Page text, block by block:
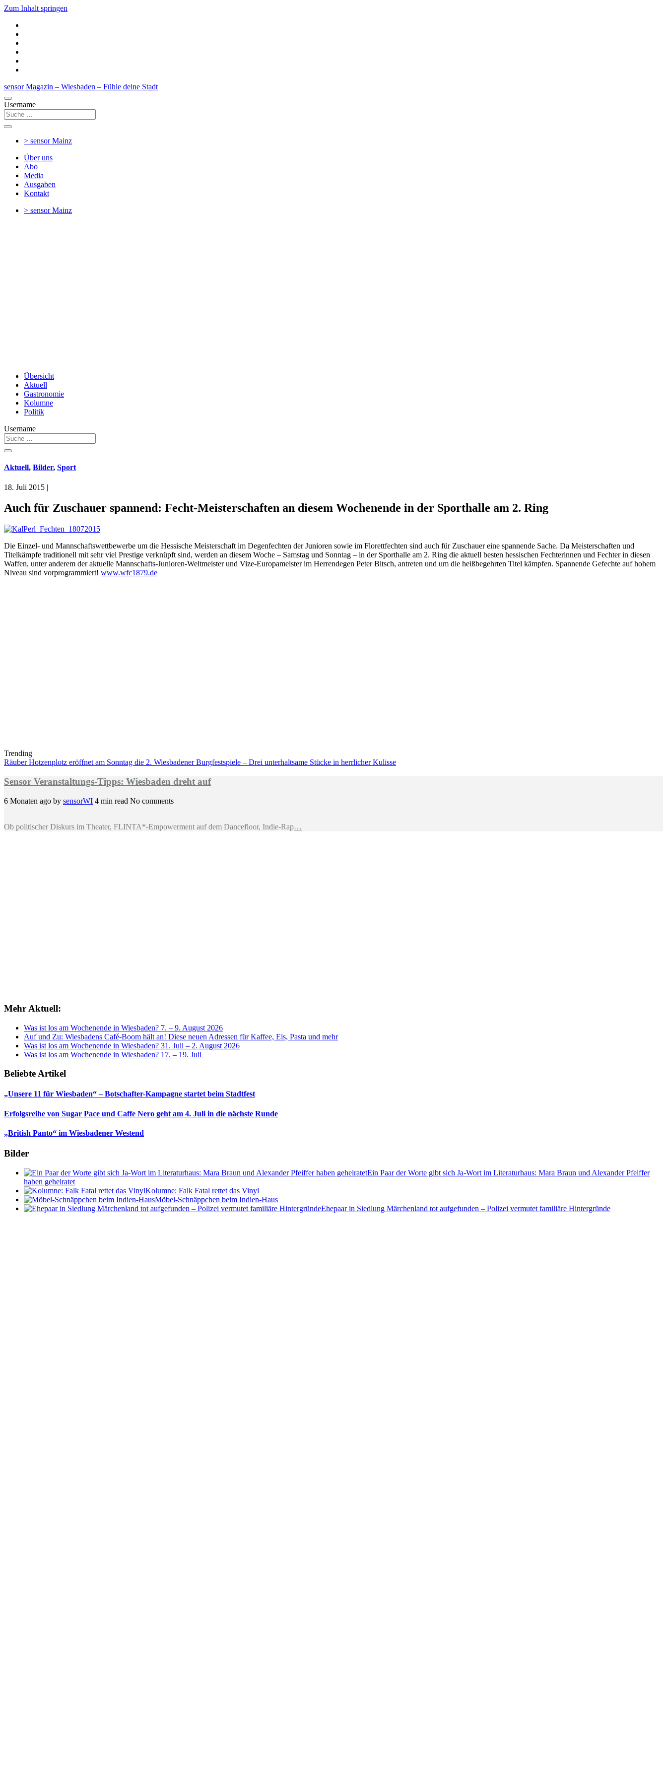
Zum Inhalt springen
sensor Magazin – Wiesbaden – Fühle deine Stadt
Username
> sensorMainz
Über uns
Abo
Media
Ausgaben
Kontakt
> sensorMainz
Übersicht
Aktuell
Gastronomie
Kolumne
Politik
Username
Aktuell, Bilder, Sport
18. Juli 2015 |
Auch für Zuschauer spannend: Fecht-Meisterschaften an diesem Wochenende in der Sporthalle am 2. Ring
Die Einzel- und Mannschaftswettbewerbe um die Hessische Meisterschaft im Degenfechten der Junioren sowie im Florettfechten sind auch für Zuschauer eine spannende Sache. Da Meisterschaften und
Titelkämpfe traditionell mit sehr viel Prestige verknüpft sind, werden an diesem Woche – Samstag und Sonntag – in der Sporthalle am 2. Ring die aktuell besten hessischen Fechterinnen und Fechter in diesen
Waffen, unter anderem der aktuelle Mannschafts-Junioren-Weltmeister und Vize-Europameister im Herrendegen Peter Bitsch, antreten und um die heißbegehrten Titel kämpfen. Spannende Gefechte auf hohem
Niveau sind vorprogrammiert! www.wfc1879.de
Trending
Räuber Hotzenplotz eröffnet am Sonntag die 2. Wiesbadener Burgfestspiele – Drei unterhaltsame Stücke in herrlicher Kulisse
Sensor Veranstaltungs-Tipps: Wiesbaden dreht auf
6 Monaten ago by sensorWI 4 min read No comments
Ob politischer Diskurs im Theater, FLINTA*-Empowerment auf dem Dancefloor, Indie-Rap…
Mehr Aktuell:
Was ist los am Wochenende in Wiesbaden? 7. – 9. August 2026
Auf und Zu: Wiesbadens Café-Boom hält an! Diese neuen Adressen für Kaffee, Eis, Pasta und mehr
Was ist los am Wochenende in Wiesbaden? 31. Juli – 2. August 2026
Was ist los am Wochenende in Wiesbaden? 17. – 19. Juli
Beliebte Artikel
„Unsere 11 für Wiesbaden“ – Botschafter-Kampagne startet beim Stadtfest
Erfolgsreihe von Sugar Pace und Caffe Nero geht am 4. Juli in die nächste Runde
„British Panto“ im Wiesbadener Westend
Bilder
Ein Paar der Worte gibt sich Ja-Wort im Literaturhaus: Mara Braun und Alexander Pfeiffer
haben geheiratet
Kolumne: Falk Fatal rettet das Vinyl
Möbel-Schnäppchen beim Indien-Haus
Ehepaar in Siedlung Märchenland tot aufgefunden – Polizei vermutet familiäre Hintergründe